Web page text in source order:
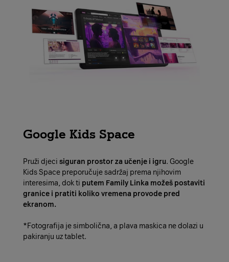
Google Kids Space
Pruži djeci siguran prostor za učenje i igru. Google
Kids Space preporučuje sadržaj prema njihovim
interesima, dok ti putem Family Linka možeš postaviti
granice i pratiti koliko vremena provode pred
ekranom.
*Fotografija je simbolična, a plava maskica ne dolazi u
pakiranju uz tablet.